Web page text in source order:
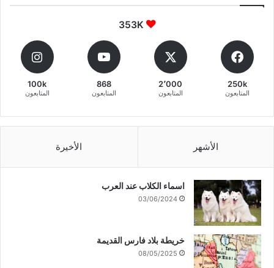
353K
250k
المتابعون
2٬000
المتابعون
868
المتابعون
100k
المتابعون
الأشهر الأخيرة
اسماء الكلاب عند العرب
03/06/2024
خريطة بلاد فارس القديمة
08/05/2025